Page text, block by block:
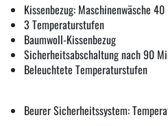
Kissenbezug: Maschinenwäsche 40
3 Temperaturstufen
Baumwoll-Kissenbezug
Sicherheitsabschaltung nach 90
Beleuchtete Temperaturstufen
Beurer Sicherheitssystem: